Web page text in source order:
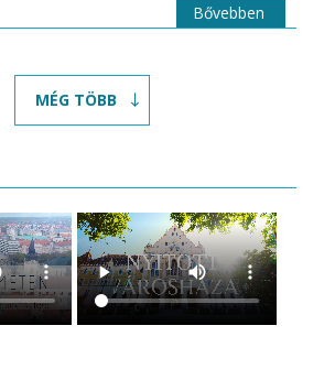
Bővebben
MÉG TÖBB